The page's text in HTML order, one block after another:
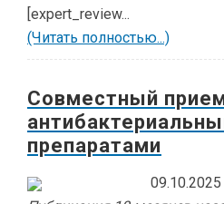
[expert_review...
(Читать полностью...)
Совместный
препаратами
09.10.2025